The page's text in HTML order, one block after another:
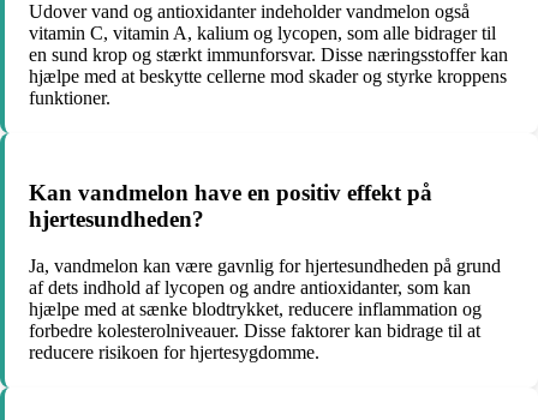
Udover vand og antioxidanter indeholder vandmelon også
vitamin C, vitamin A, kalium og lycopen, som alle bidrager til
en sund krop og stærkt immunforsvar. Disse næringsstoffer kan
hjælpe med at beskytte cellerne mod skader og styrke kroppens
funktioner.
Kan vandmelon have en positiv effekt på
hjertesundheden?
Ja, vandmelon kan være gavnlig for hjertesundheden på grund
af dets indhold af lycopen og andre antioxidanter, som kan
hjælpe med at sænke blodtrykket, reducere inflammation og
forbedre kolesterolniveauer. Disse faktorer kan bidrage til at
reducere risikoen for hjertesygdomme.